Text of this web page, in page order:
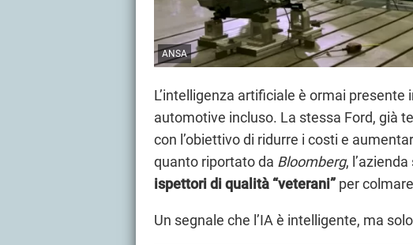
ANSA
L’intelligenza artificiale è ormai
automotive incluso. La stessa Ford, già
con l’obiettivo di ridurre i costi e
quanto riportato da Bloomberg,
ispettori di qualità “veterani” per
Un segnale che l’IA è intelligente, ma